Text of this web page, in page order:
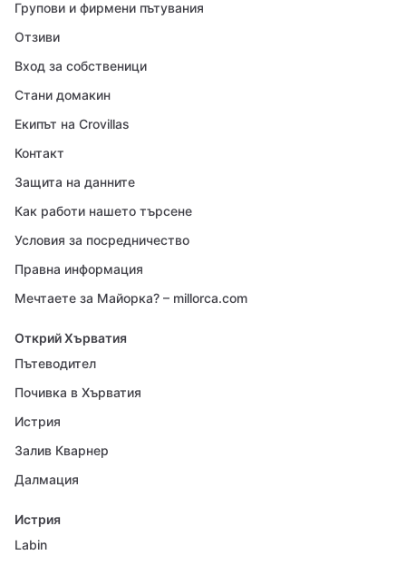
Групови и фирмени пътувания
Отзиви
Вход за собственици
Стани домакин
Екипът на Crovillas
Контакт
Защита на данните
Как работи нашето търсене
Условия за посредничество
Правна информация
Мечтаете за Майорка? – millorca.com
Открий Хърватия
Пътеводител
Почивка в Хърватия
Истрия
Залив Кварнер
Далмация
Истрия
Labin